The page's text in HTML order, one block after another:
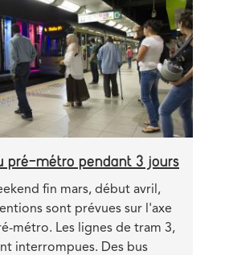
pré-métro pendant 3 jours
fin mars, début avril,
sont prévues sur l'axe
métro. Les lignes de tram 3,
interrompues. Des bus